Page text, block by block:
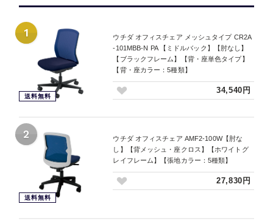
1
送料無料
ウチダ オフィスチェア メッシュタイプ CR2A
-101MBB-N PA 【ミドルバック】【肘なし】
【ブラックフレーム】【背・座単色タイプ】
【背・座カラー：5種類】
34,540円
2
送料無料
ウチダ オフィスチェア AMF2-100W【肘な
し】【背メッシュ・座クロス】【ホワイトグ
レイフレーム】【張地カラー：5種類】
27,830円